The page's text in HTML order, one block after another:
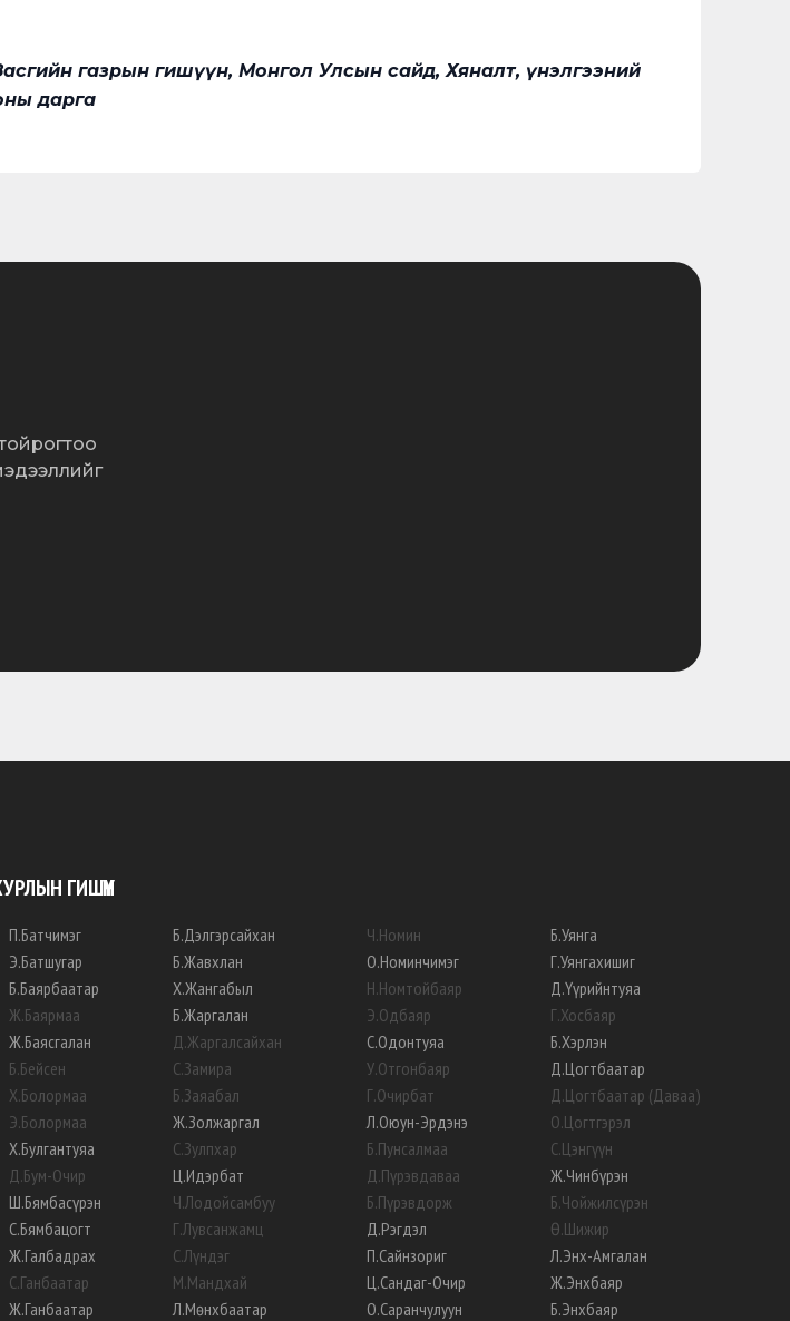
газрын гишүүн, Монгол Улсын сайд, Хяналт, үнэлгээний
дарга
ГИШҮҮН
П.Батчимэг
Э.Батшугар
Б.Баярбаатар
Ж.Баярмаа
Ж.Баясгалан
Б.Бейсен
Х.Болормаа
Э.Болормаа
Х.Булгантуяа
Д.Бум-Очир
Ш.Бямбасүрэн
С.Бямбацогт
Ж.Галбадрах
С.Ганбаатар
Ж.Ганбаатар
Б.Дэлгэрсайхан
Б.Жавхлан
Х.Жангабыл
Б.Жаргалан
Д.Жаргалсайхан
С.Замира
Б.Заяабал
Ж.Золжаргал
С.Зулпхар
Ц.Идэрбат
Ч.Лодойсамбуу
Г.Лувсанжамц
С.Лүндэг
М.Мандхай
Л.Мөнхбаатар
Ч.Номин
О.Номинчимэг
Н.Номтойбаяр
Э.Одбаяр
С.Одонтуяа
У.Отгонбаяр
Г.Очирбат
Л.Оюун-Эрдэнэ
Б.Пунсалмаа
Д.Пүрэвдаваа
Б.Пүрэвдорж
Д.Рэгдэл
П.Сайнзориг
Ц.Сандаг-Очир
О.Саранчулуун
Б.Уянга
Г.Уянгахишиг
Д.Үүрийнтуяа
Г.Хосбаяр
Б.Хэрлэн
Д.Цогтбаатар
Д.Цогтбаатар (Даваа)
О.Цогтгэрэл
С.Цэнгүүн
Ж.Чинбүрэн
Б.Чойжилсүрэн
Ө.Шижир
Л.Энх-Амгалан
Ж.Энхбаяр
Б.Энхбаяр